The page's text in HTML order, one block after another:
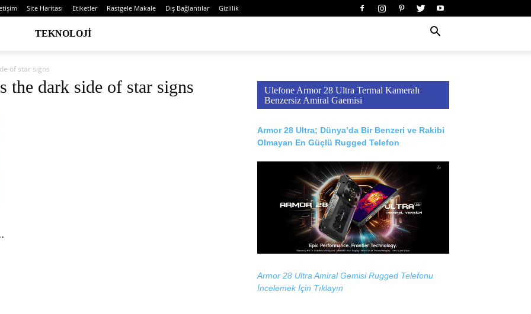
Site Haritası Etiketler Rastgele Makale Dış Bağlantılar Gizlilik
TEKNOLOJI
of star signs
the dark side of star signs
Ulefone Armor 28 Ultra Termal Kameralı
Benzersiz Amiral Gaemisi
Armor 28 Ultra; Dünya’da Bir Benzeri ve Rakibi
Olmayan En Güçlü Rugged Telefon
Armor 28 Ultra Amiral Gemisi Rugged Telefonu
İncelemek İçin Tıklayın